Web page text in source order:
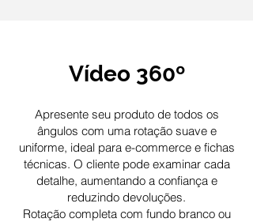
Vídeo 360º
Apresente seu produto de todos os
ângulos com uma rotação suave e
uniforme, ideal para e-commerce e fichas
técnicas. O cliente pode examinar cada
detalhe, aumentando a confiança e
reduzindo devoluções.
Rotação completa com fundo branco ou